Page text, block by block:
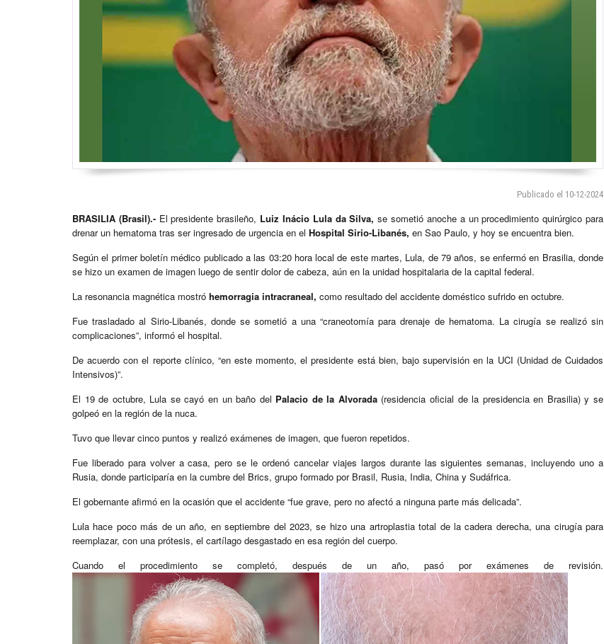
Publicado el 10-12-2024
BRASILIA (Brasil).-El presidente brasileño, Luiz Inácio Lula da Silva, se sometió anoche a un procedimiento quirúrgico para
drenar un hematoma tras ser ingresado de urgencia en el Hospital Sirio-Libanés, en Sao Paulo, y hoy se encuentra bien.
Según el primer boletín médico publicado a las 03:20 hora local de este martes, Lula, de 79 años, se enfermó en Brasilia, donde
se hizo un examen de imagen luego de sentir dolor de cabeza, aún en la unidad hospitalaria de la capital federal.
La resonancia magnética mostró hemorragia intracraneal, como resultado del accidente doméstico sufrido en octubre.
Fue trasladado al Sirio-Libanés, donde se sometió a una “craneotomía para drenaje de hematoma. La cirugía se realizó sin
complicaciones”, informó el hospital.
De acuerdo con el reporte clínico, “en este momento, el presidente está bien, bajo supervisión en la UCI (Unidad de Cuidados
Intensivos)”.
El 19 de octubre, Lula se cayó en un baño del Palacio de la Alvorada(residencia oficial de la presidencia en Brasilia) y se
golpeó en la región de la nuca.
Tuvo que llevar cinco puntos y realizó exámenes de imagen, que fueron repetidos.
Fue liberado para volver a casa, pero se le ordenó cancelar viajes largos durante las siguientes semanas, incluyendo uno a
Rusia, donde participaría en la cumbre del Brics, grupo formado por Brasil, Rusia, India, China y Sudáfrica.
El gobernante afirmó en la ocasión que el accidente “fue grave, pero no afectó a ninguna parte más delicada”.
Lula hace poco más de un año, en septiembre del 2023, se hizo una artroplastia total de la cadera derecha, una cirugía para
reemplazar, con una prótesis, el cartílago desgastado en esa región del cuerpo.
Cuando el procedimiento se completó, después de un año, pasó por exámenes de revisión.